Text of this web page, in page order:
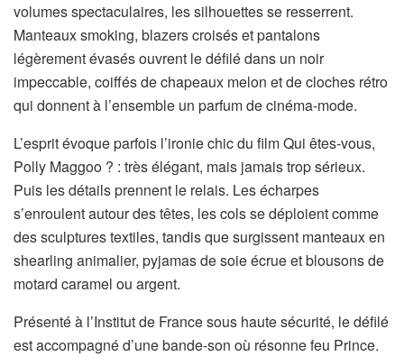
volumes spectaculaires, les silhouettes se resserrent.
Manteaux smoking, blazers croisés et pantalons
légèrement évasés ouvrent le défilé dans un noir
impeccable, coiffés de chapeaux melon et de cloches rétro
qui donnent à l’ensemble un parfum de cinéma-mode.
L’esprit évoque parfois l’ironie chic du film Qui êtes-vous,
Polly Maggoo ? : très élégant, mais jamais trop sérieux.
Puis les détails prennent le relais. Les écharpes
s’enroulent autour des têtes, les cols se déploient comme
des sculptures textiles, tandis que surgissent manteaux en
shearling animalier, pyjamas de soie écrue et blousons de
motard caramel ou argent.
Présenté à l’Institut de France sous haute sécurité, le défilé
est accompagné d’une bande-son où résonne feu Prince.